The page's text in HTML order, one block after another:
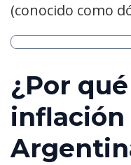
(conocido como
¿Por
inflación